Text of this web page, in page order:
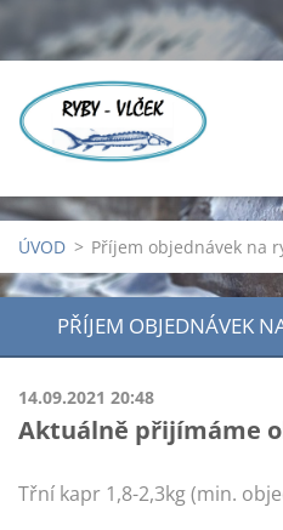
ÚVOD > Příjem objednávek na
PŘÍJEM OBJEDNÁVEK
14.09.2021 20:48
Aktuálně přijímáme
Třní kapr 1,8-2,3kg (min.